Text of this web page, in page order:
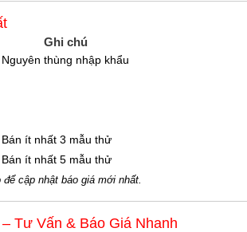
Ghi chú
Nguyên thùng nhập khẩu
Bán ít nhất 3 mẫu thử
Bán ít nhất 5 mẫu thử
cập nhật báo giá mới nhất.
Tư Vấn & Báo Giá Nhanh